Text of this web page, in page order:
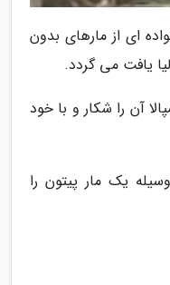
ای از مارهای بدون
یافت می گردد.
آن را شکار و با خود
یک مار پیتون را